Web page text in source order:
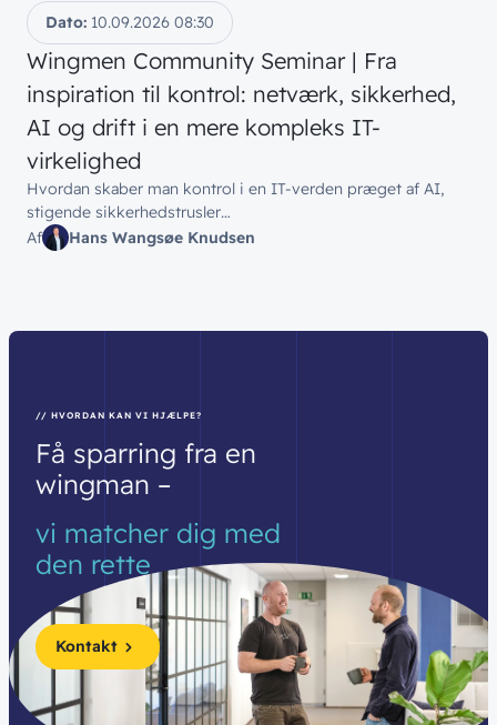
Dato: 10.09.2026 08:30
Wingmen Community Seminar | Fra
inspiration til kontrol: netværk, sikkerhed,
AI og drift i en mere kompleks IT-
virkelighed
Hvordan skaber man kontrol i en IT-verden præget af AI,
stigende sikkerhedstrusler…
Af
Hans Wangsøe Knudsen
// HVORDAN KAN VI HJÆLPE?
Få sparring fra en
wingman –
vi matcher dig med
den rette
Kontakt